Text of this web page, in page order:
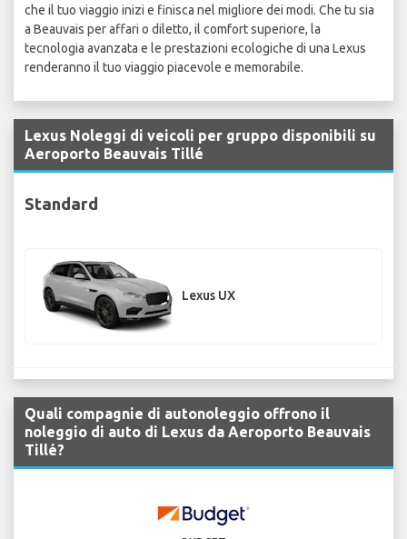
che il tuo viaggio inizi e finisca nel migliore dei modi. Che tu sia
a Beauvais per affari o diletto, il comfort superiore, la
tecnologia avanzata e le prestazioni ecologiche di una Lexus
renderanno il tuo viaggio piacevole e memorabile.
Lexus Noleggi di veicoli per gruppo disponibili su
Aeroporto Beauvais Tillé
Standard
Lexus UX
Quali compagnie di autonoleggio offrono il
noleggio di auto di Lexus da Aeroporto Beauvais
Tillé?